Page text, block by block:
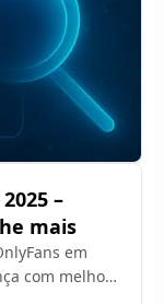
–
mais
em
com melhor